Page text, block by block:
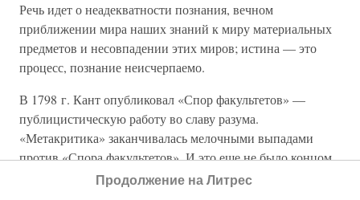
Речь идет о неадекватности познания, вечном
приближении мира наших знаний к миру материальных
предметов и несовпадении этих миров; истина — это
процесс, познание неисчерпаемо.
В 1798 г. Кант опубликовал «Спор факультетов» —
публицистическую работу во славу разума.
«Метакритика» заканчивалась мелочными выпадами
против «Спора факультетов». И это еще не было концом
полемики. В 1800 г. Гердер выпустил «Каллигону»,
Продолжение на Литрес